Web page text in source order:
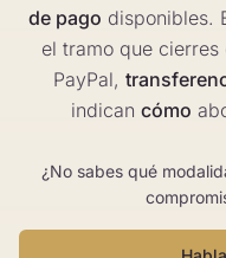
de pago disponibles.
el tramo que
PayPal,
indican cómo
¿No sabes qué